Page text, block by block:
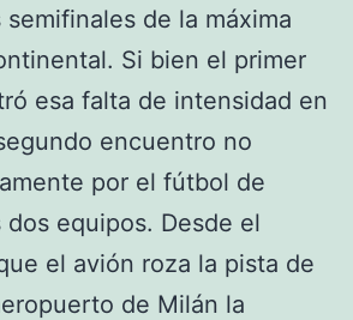
de la máxima
Si bien el primer
esa falta de intensidad en
encuentro no
por el fútbol de
equipos. Desde el
el avión roza la pista de
de Milán la